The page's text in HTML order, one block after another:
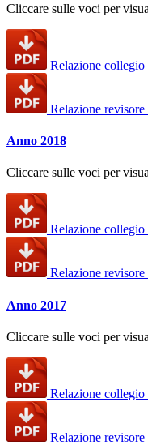
Cliccare sulle voci per
Relazione collegio
Relazione revisore
Anno 2018
Cliccare sulle voci per
Relazione collegio
Relazione revisore
Anno 2017
Cliccare sulle voci per
Relazione collegio
Relazione revisore